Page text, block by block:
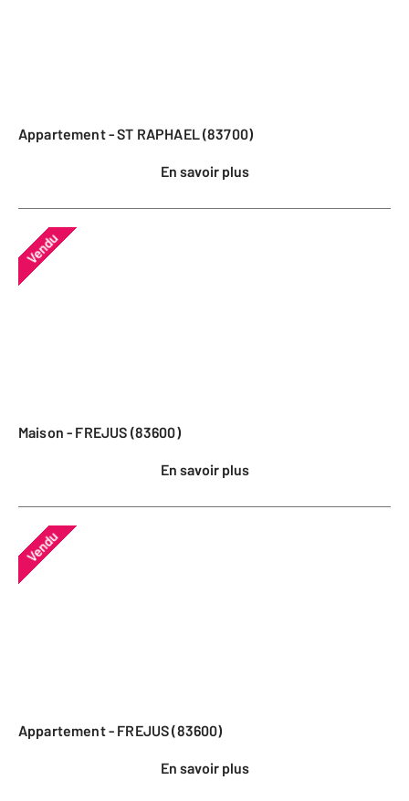
Appartement - ST RAPHAEL (83700)
En savoir plus
Vendu
Maison - FREJUS (83600)
En savoir plus
Vendu
Appartement - FREJUS (83600)
En savoir plus